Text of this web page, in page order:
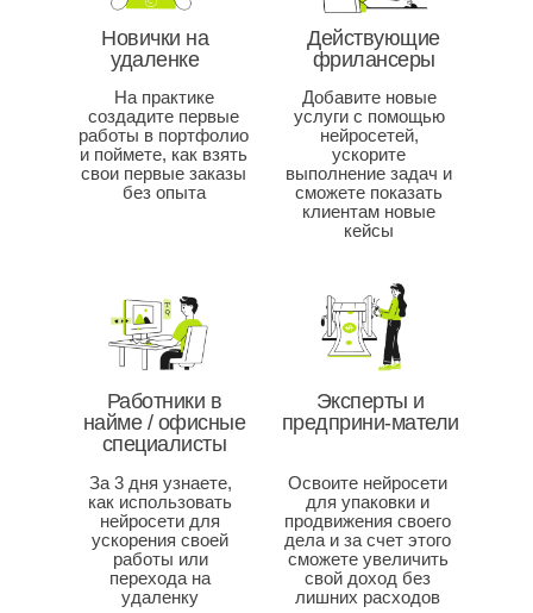
На практике
создадите первые
работы в портфолио
и поймете, как взять
свои первые заказы
без опыта
Добавите новые
услуги с помощью
нейросетей,
ускорите
выполнение задач и
сможете показать
клиентам новые
кейсы
За 3 дня узнаете,
как использовать
нейросети для
ускорения своей
работы или
перехода на
удаленку
Освоите нейросети
для упаковки и
продвижения своего
дела и за счет этого
сможете увеличить
свой доход без
лишних расходов
Новички на
удаленке
Действующие
фрилансеры
Работники в
найме / офисные
специалисты
Эксперты и
предприни-матели